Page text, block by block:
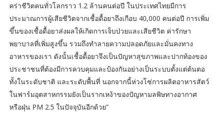
คร่าชีวิตคนทั่วโลกราว 1.2 ล้านคนต่อปี ในประเทศไทยมีการ
ประมาณการผู้เสียชีวิตจากเชื้อดื้อยาถึงเกือบ 40,000 คนต่อปี การเพิ่ม
ขึ้นของเชื้อดื้อยาส่งผลให้เกิดการเจ็บป่วยและเสียชีวิต ค่ารักษา
พยาบาลที่เพิ่มสูงขึ้น รวมถึงทำลายความปลอดภัยและมั่นคงทาง
อาหารของเรา ดังนั้นเชื้อดื้อยาจึงเป็นปัญหาสุขภาพและปากท้องของ
ประชาชนที่ต้องมีการควบคุมและป้องกันอย่างเป็นระบบตั้งแต่ต้นตอ
ทั้งในระดับชาติ และระดับพื้นที่ นอกจากนี้ห่วงโซ่การผลิตอาหารสัตว์
ในฟาร์มอุตสาหกรรมยังเป็นรากเหง้าของปัญหามลพิษทางอากาศ
หรือฝุ่น PM 2.5 ในปัจจุบันอีกด้วย”